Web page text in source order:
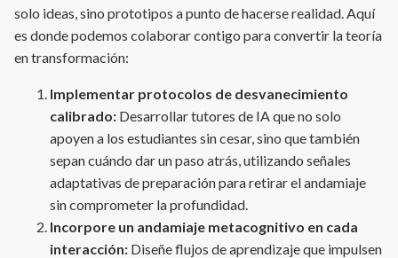
solo ideas, sino prototipos a punto de hacerse realidad. Aquí
es donde podemos colaborar contigo para convertir la teoría
en transformación:
Implementar protocolos de desvanecimiento
calibrado: Desarrollar tutores de IA que no solo
apoyen a los estudiantes sin cesar, sino que también
sepan cuándo dar un paso atrás, utilizando señales
adaptativas de preparación para retirar el andamiaje
sin comprometer la profundidad.
Incorpore un andamiaje metacognitivo en cada
interacción: Diseñe flujos de aprendizaje que impulsen